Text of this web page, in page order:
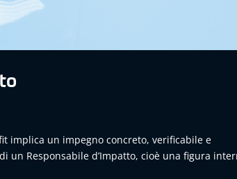
implica un impegno concreto, verificabile e
un Responsabile d’Impatto, cioè una figura